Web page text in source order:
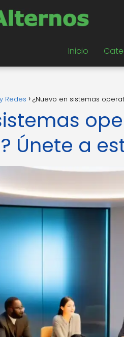
Inicio
Redes ¿Nuevo en sistemas
Únete a